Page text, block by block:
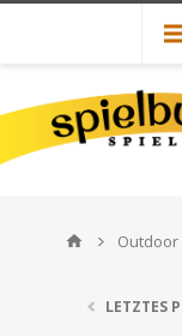
Outdoor
LETZTES